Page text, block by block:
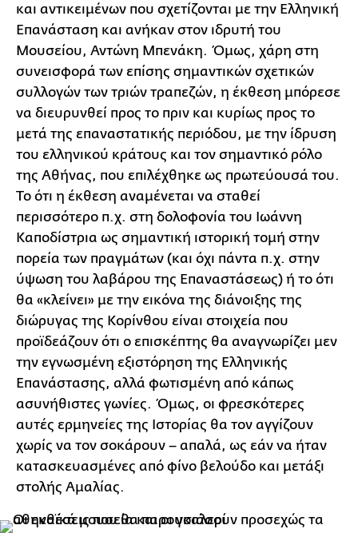
και αντικειμένων που σχετίζονται με την Ελληνική
Επανάσταση και ανήκαν στον ιδρυτή του
Μουσείου, Αντώνη Μπενάκη. Όμως, χάρη στη
συνεισφορά των επίσης σημαντικών σχετικών
συλλογών των τριών τραπεζών, η έκθεση μπόρεσε
να διευρυνθεί προς το πριν και κυρίως προς το
μετά της επαναστατικής περιόδου, με την ίδρυση
του ελληνικού κράτους και τον σημαντικό ρόλο
της Αθήνας, που επιλέχθηκε ως πρωτεύουσά του.
Το ότι η έκθεση αναμένεται να σταθεί
περισσότερο π.χ. στη δολοφονία του Ιωάννη
Καποδίστρια ως σημαντική ιστορική τομή στην
πορεία των πραγμάτων (και όχι πάντα π.χ. στην
ύψωση του λαβάρου της Επαναστάσεως) ή το ότι
θα «κλείνει» με την εικόνα της διάνοιξης της
διώρυγας της Κορίνθου είναι στοιχεία που
προϊδεάζουν ότι ο επισκέπτης θα αναγνωρίζει μεν
την εγνωσμένη εξιστόρηση της Ελληνικής
Επανάστασης, αλλά φωτισμένη από κάπως
ασυνήθιστες γωνίες. Όμως, οι φρεσκότερες
αυτές ερμηνείες της Ιστορίας θα τον αγγίζουν
χωρίς να τον σοκάρουν – απαλά, ως εάν να ήταν
κατασκευασμένες από φίνο βελούδο και μετάξι
στολής Αμαλίας.